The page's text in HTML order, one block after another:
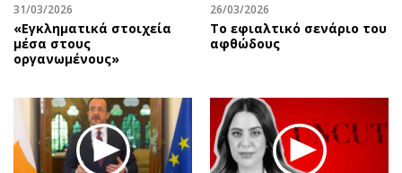
31/03/2026
«Εγκληματικά στοιχεία
μέσα στους
οργανωμένους»
26/03/2026
Το εφιαλτικό σενάριο του
αφθώδους